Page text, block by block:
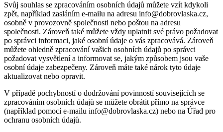
Svůj souhlas se zpracováním osobních údajů můžete vzít kdykoli
zpět, například zasláním e-mailu na adresu info@dobrovlaska.cz,
osobně v provozovně společnosti nebo poštou na adresu
společnosti. Zároveň také můžete vždy uplatnit své právo požadovat
po správci informaci, jaké osobní údaje o vás zpracovává. Zároveň
můžete ohledně zpracování vašich osobních údajů po správci
požadovat vysvětlení a informovat se, jakým způsobem jsou vaše
osobní údaje zabezpečeny. Zároveň máte také nárok tyto údaje
aktualizovat nebo opravit.
V případě pochybností o dodržování povinností souvisejících se
zpracováním osobních údajů se můžete obrátit přímo na správce
(například pomocí e-mailu info@dobrovlaska.cz) nebo na Úřad pro
ochranu osobních údajů.